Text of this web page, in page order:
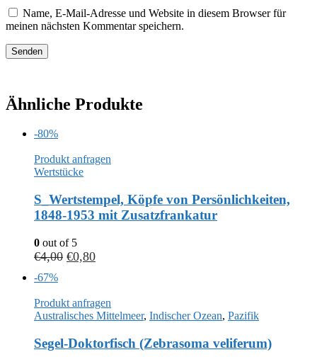
Name, E-Mail-Adresse und Website in diesem Browser für
meinen nächsten Kommentar speichern.
Ähnliche Produkte
-80%
Produkt anfragen
Wertstücke
S_Wertstempel, Köpfe von Persönlichkeiten,
1848-1953 mit Zusatzfrankatur
0 out of 5
€4,00 €0,80
-67%
Produkt anfragen
Australisches Mittelmeer, Indischer Ozean, Pazifik
Segel-Doktorfisch (Zebrasoma veliferum)